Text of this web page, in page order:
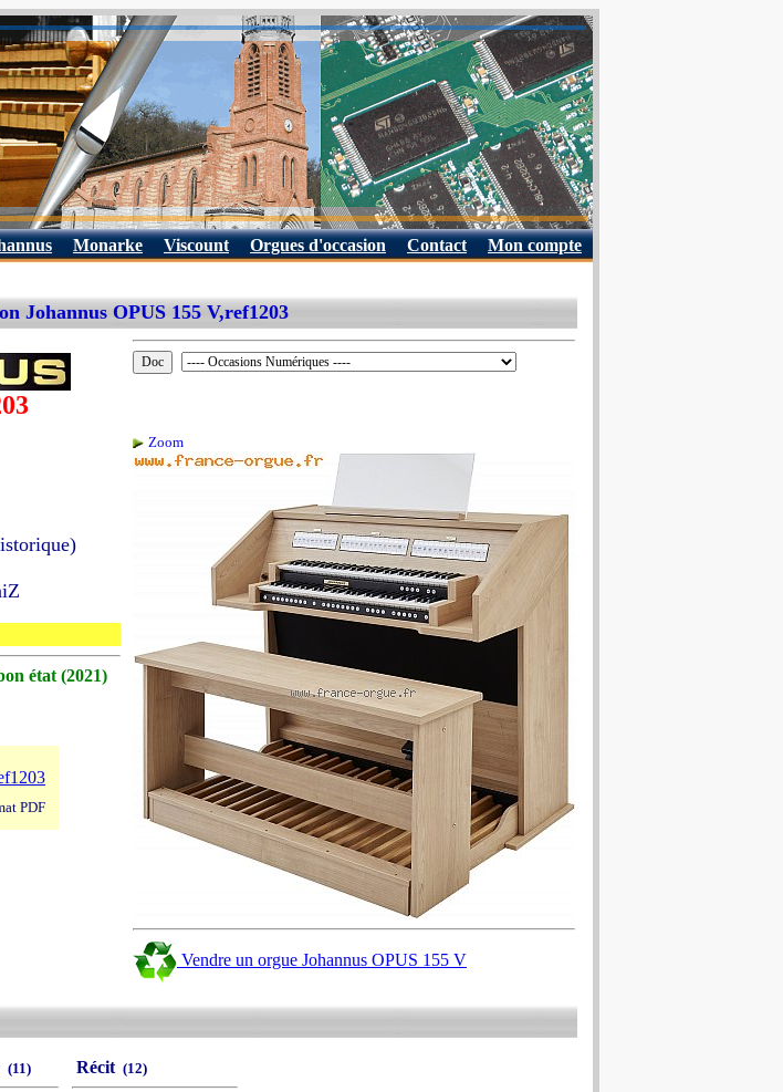
Monarke Viscount Orgues d'occasion Contact Mon compte
Johannus OPUS 155 V,ref1203
état (2021)
PDF
Zoom
Vendre un orgue Johannus OPUS 155 V
(11) Récit (12)